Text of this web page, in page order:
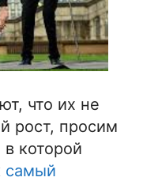
что их не
рост, просим
в которой
самый